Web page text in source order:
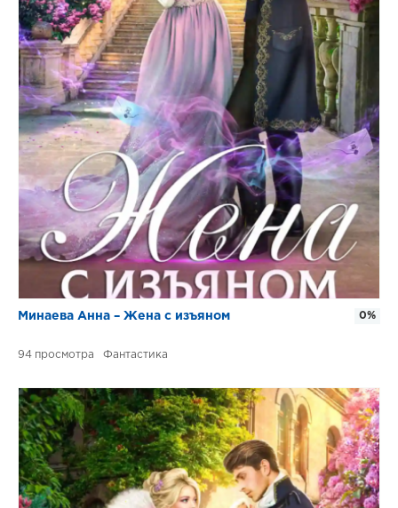
Минаева Анна – Жена с изъяном
94 Фантастика
0%